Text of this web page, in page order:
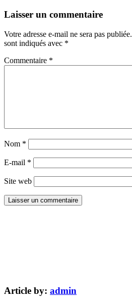
Laisser un commentaire
Votre adresse e-mail ne sera pas publiée.
sont indiqués avec *
Commentaire *
Nom *
E-mail *
Site web
Article by: admin